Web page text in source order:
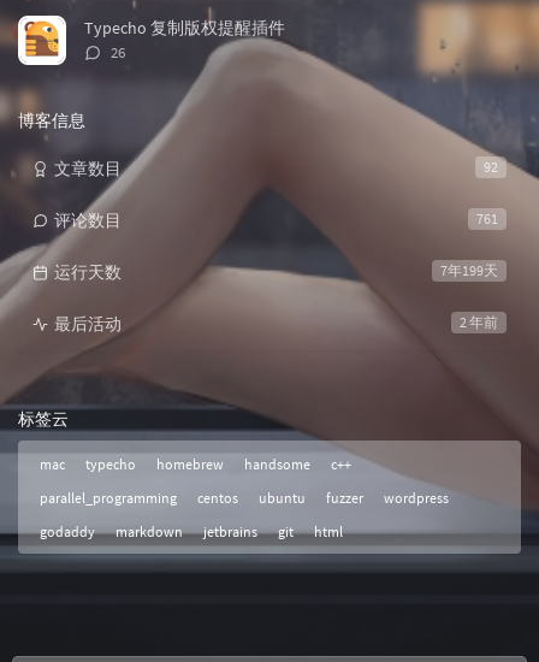
数：
Typecho 复制版权提醒插件
评
26
博客信息
92
文章数目
761
评论数目
7年199天
运行天数
2 年前
最后活动
标签云
mac typecho homebrew handsome
c++
parallel_programming
centos ubuntu fuzzer
wordpress
godaddy
markdown jetbrains git html